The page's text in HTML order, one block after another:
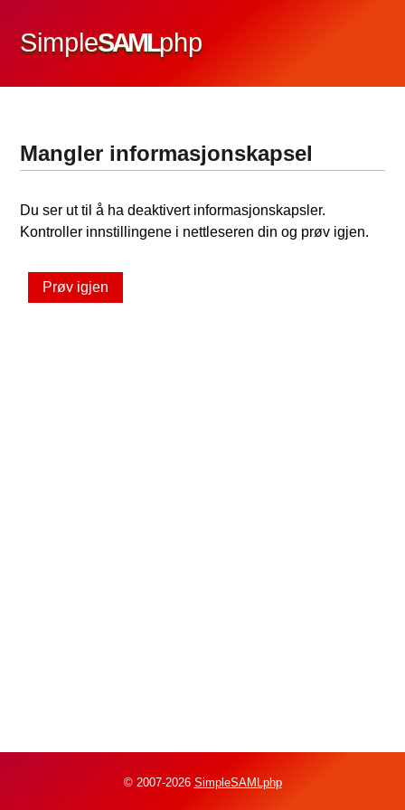
SimpleSAMLphp
Mangler informasjonskapsel
Du ser ut til å ha deaktivert informasjonskapsler.
Kontroller innstillingene i nettleseren din og prøv igjen.
Prøv igjen
© 2007-2026 SimpleSAMLphp